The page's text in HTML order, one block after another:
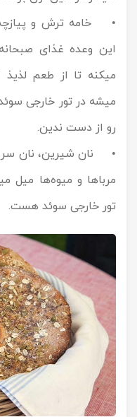
• خامه ترش و
این وعده غذای
میکنه تا از طعم
میشه در تور خارجی
رو از دست ندین.
• نان شیرین، نان
مرباها و میوه‌ها میل
تور خارجی سوئد هست.